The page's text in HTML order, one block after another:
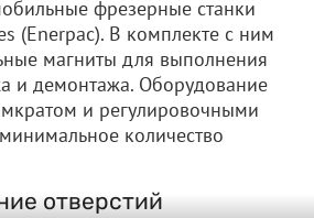
фрезерные станки
(Enerpac). В комплекте с ним
магниты для выполнения
и демонтажа. Оборудование
и регулировочными
количество
отверстий